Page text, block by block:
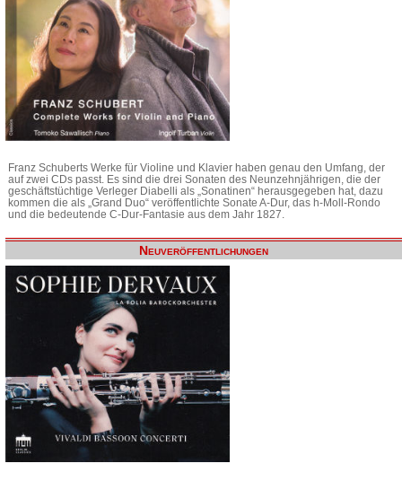
Franz Schuberts Werke für Violine und Klavier haben genau den Umfang, der
auf zwei CDs passt. Es sind die drei Sonaten des Neunzehnjährigen, die der
geschäftstüchtige Verleger Diabelli als „Sonatinen“ herausgegeben hat, dazu
kommen die als „Grand Duo“ veröffentlichte Sonate A-Dur, das h-Moll-Rondo
und die bedeutende C-Dur-Fantasie aus dem Jahr 1827.
Neuveröffentlichungen